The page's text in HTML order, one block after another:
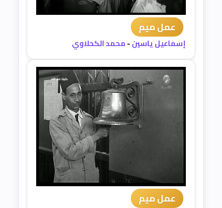
عمل ميم
إسماعيل ياسين-محمد الكحلاوي
عمل ميم